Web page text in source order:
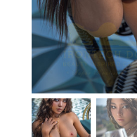
Guides
Paiement
Contact